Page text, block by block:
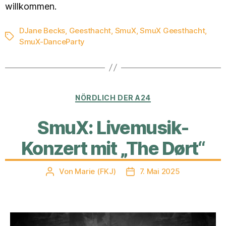
willkommen.
Schlagwörter
DJane Becks, Geesthacht, SmuX,SmuX Geesthacht,
SmuX-DanceParty
Kategorien
NÖRDLICH DER A24
SmuX: Livemusik-
Konzert mit „The Dørt“
Beitragsautor
Von Marie (FKJ) Veröffentlichungsdatum
7. Mai 2025